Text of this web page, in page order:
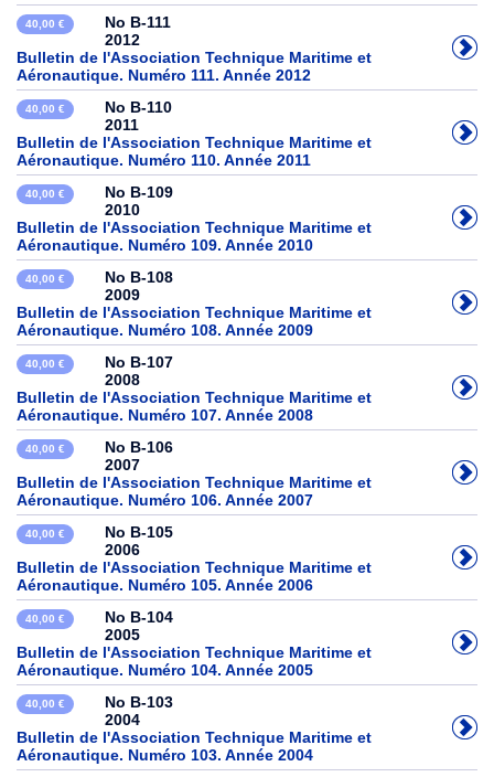
40,00 €
No B-111
2012
Bulletin de l'Association Technique Maritime et
Aéronautique. Numéro 111. Année 2012
40,00 €
No B-110
2011
Bulletin de l'Association Technique Maritime et
Aéronautique. Numéro 110. Année 2011
40,00 €
No B-109
2010
Bulletin de l'Association Technique Maritime et
Aéronautique. Numéro 109. Année 2010
40,00 €
No B-108
2009
Bulletin de l'Association Technique Maritime et
Aéronautique. Numéro 108. Année 2009
40,00 €
No B-107
2008
Bulletin de l'Association Technique Maritime et
Aéronautique. Numéro 107. Année 2008
40,00 €
No B-106
2007
Bulletin de l'Association Technique Maritime et
Aéronautique. Numéro 106. Année 2007
40,00 €
No B-105
2006
Bulletin de l'Association Technique Maritime et
Aéronautique. Numéro 105. Année 2006
40,00 €
No B-104
2005
Bulletin de l'Association Technique Maritime et
Aéronautique. Numéro 104. Année 2005
40,00 €
No B-103
2004
Bulletin de l'Association Technique Maritime et
Aéronautique. Numéro 103. Année 2004